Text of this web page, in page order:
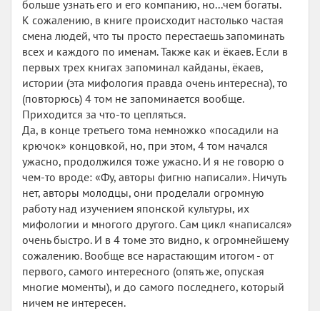
больше узнать его и его компанию, но...чем богаты.
К сожалению, в книге происходит настолько частая
смена людей, что ты просто перестаешь запоминать
всех и каждого по именам. Также как и ёкаев. Если в
первых трех книгах запоминал кайданы, ёкаев,
истории (эта мифология правда очень интересна), то
(повторюсь) 4 том не запоминается вообще.
Приходится за что-то цепляться.
Да, в конце третьего тома немножко «посадили на
крючок» концовкой, но, при этом, 4 том начался
ужасно, продолжился тоже ужасно. И я не говорю о
чем-то вроде: «Фу, авторы фигню написали». Ничуть
нет, авторы молодцы, они проделали огромную
работу над изучением японской культуры, их
мифологии и многого другого. Сам цикл «написался»
очень быстро. И в 4 томе это видно, к огромнейшему
сожалению. Вообще все нарастающим итогом - от
первого, самого интересного (опять же, опуская
многие моменты), и до самого последнего, который
ничем не интересен.